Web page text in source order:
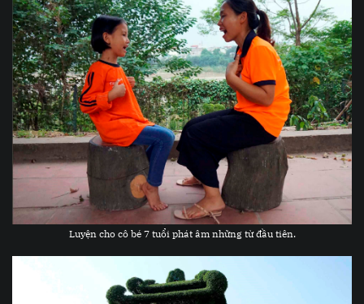
Luyện cho cô bé 7 tuổi phát âm những từ đầu tiên.